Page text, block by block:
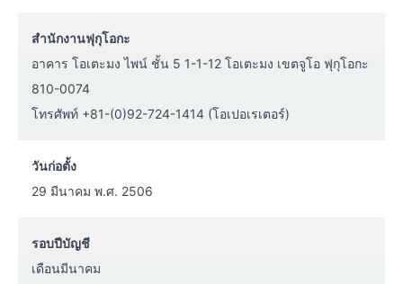
สำนักงานฟุกุโอกะ
อาคาร โอเตะมง ไพน์ ชั้น 5 1-1-12 โอเตะมง เขตจูโอ ฟุกุโอกะ
810-0074
โทรศัพท์ +81-(0)92-724-1414 (โอเปอเรเตอร์)
วันก่อตั้ง
29 มีนาคม พ.ศ. 2506
รอบปีบัญชี
เดือนมีนาคม